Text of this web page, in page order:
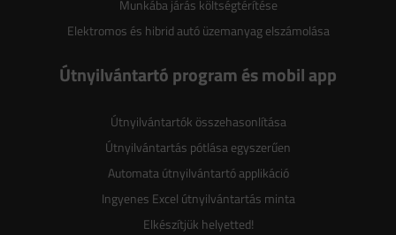
Munkába járás költségtérítése
Elektromos és hibrid autó üzemanyag elszámolása
Útnyilvántartó program és mobil app
Útnyilvántartók összehasonlítása
Útnyilvántartás pótlása egyszerűen
Automata útnyilvántartó applikáció
Ingyenes Excel útnyilvántartás minta
Elkészítjük helyetted!